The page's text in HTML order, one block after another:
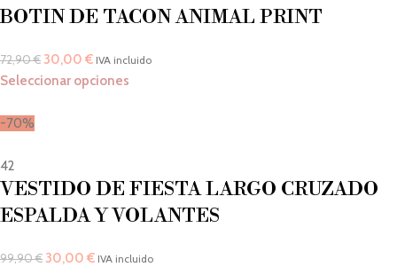
BOTIN DE TACON ANIMAL PRINT
72,90€ 30,00 € IVA incluido
Seleccionar opciones
-70%
42
VESTIDO DE FIESTA LARGO CRUZADO
ESPALDA Y VOLANTES
99,90€ 30,00 € IVA incluido